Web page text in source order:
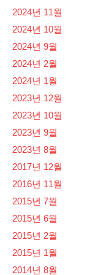
2024년 11월
2024년 10월
2024년 9월
2024년 2월
2024년 1월
2023년 12월
2023년 10월
2023년 9월
2023년 8월
2017년 12월
2016년 11월
2015년 7월
2015년 6월
2015년 2월
2015년 1월
2014년 8월